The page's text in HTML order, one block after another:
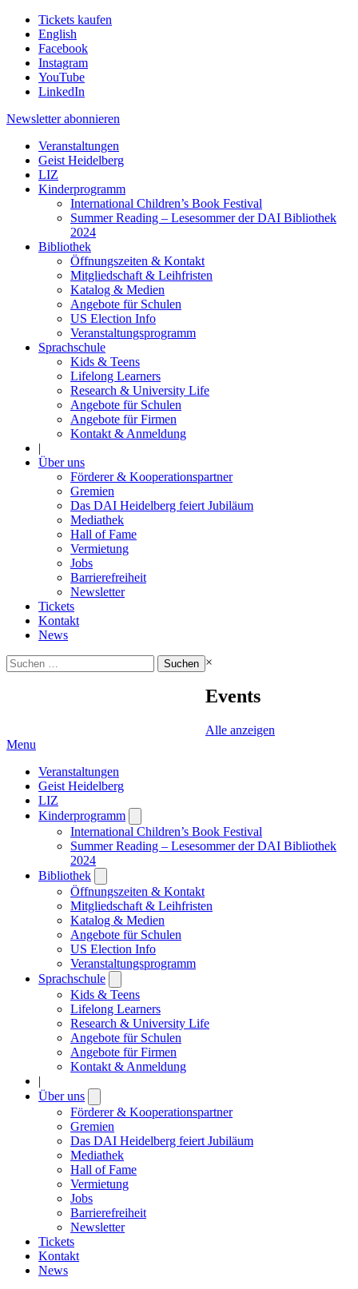
Tickets kaufen
English
Facebook
Instagram
YouTube
LinkedIn
Newsletter abonnieren
Veranstaltungen
Geist Heidelberg
LIZ
Kinderprogramm
International Children’s Book Festival
Summer Reading – Lesesommer der DAI Bibliothek
2024
Bibliothek
Öffnungszeiten & Kontakt
Mitgliedschaft & Leihfristen
Katalog & Medien
Angebote für Schulen
US Election Info
Veranstaltungsprogramm
Sprachschule
Kids & Teens
Lifelong Learners
Research & University Life
Angebote für Schulen
Angebote für Firmen
Kontakt & Anmeldung
|
Über uns
Förderer & Kooperationspartner
Gremien
Das DAI Heidelberg feiert Jubiläum
Mediathek
Hall of Fame
Vermietung
Jobs
Barrierefreiheit
Newsletter
Tickets
Kontakt
News
Suchen
nach:
×
Events
Alle anzeigen
Menu
Veranstaltungen
Geist Heidelberg
LIZ
Kinderprogramm
submenu
International Children’s Book Festival
Summer Reading – Lesesommer der DAI Bibliothek
2024
Bibliothek
submenu
Öffnungszeiten & Kontakt
Mitgliedschaft & Leihfristen
Katalog & Medien
Angebote für Schulen
US Election Info
Veranstaltungsprogramm
Sprachschule
submenu
Kids & Teens
Lifelong Learners
Research & University Life
Angebote für Schulen
Angebote für Firmen
Kontakt & Anmeldung
|
Über uns
submenu
Förderer & Kooperationspartner
Gremien
Das DAI Heidelberg feiert Jubiläum
Mediathek
Hall of Fame
Vermietung
Jobs
Barrierefreiheit
Newsletter
Tickets
Kontakt
News